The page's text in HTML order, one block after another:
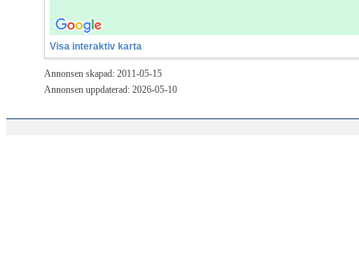
Visa interaktiv karta
Annonsen skapad: 2011-05-15
Annonsen uppdaterad: 2026-05-10